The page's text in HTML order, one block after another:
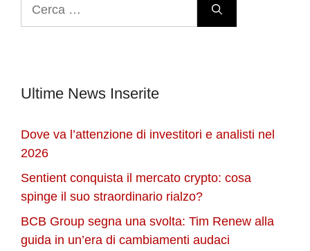
Ultime News Inserite
Dove va l’attenzione di investitori e analisti nel
2026
Sentient conquista il mercato crypto: cosa
spinge il suo straordinario rialzo?
BCB Group segna una svolta: Tim Renew alla
guida in un’era di cambiamenti audaci